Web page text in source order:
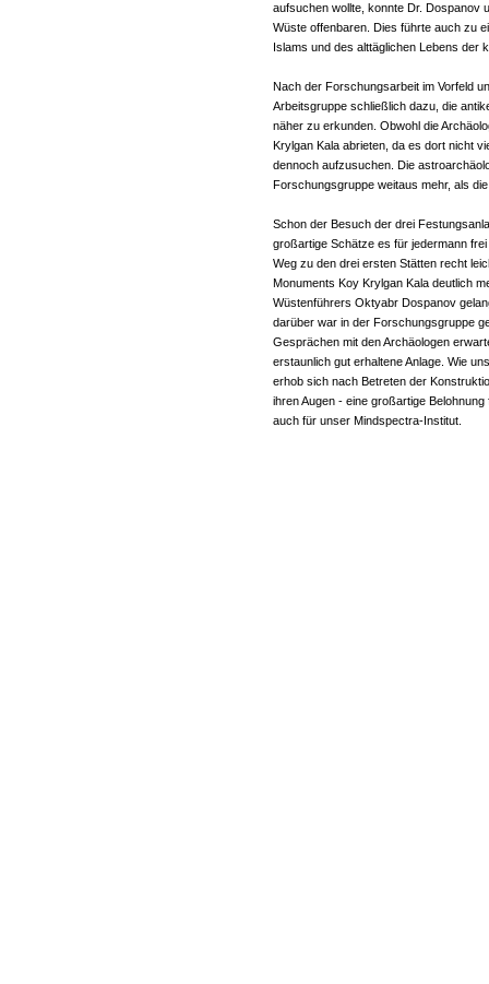
aufsuchen wollte, konnte Dr. Dospanov
Wüste offenbaren. Dies führte auch zu
Islams und des alttäglichen Lebens der
Nach der Forschungsarbeit im Vorfeld
Arbeitsgruppe schließlich dazu, die
näher zu erkunden. Obwohl die
Krylgan Kala abrieten, da es dort nicht
dennoch aufzusuchen. Die
Forschungsgruppe weitaus mehr, als
Schon der Besuch der drei
großartige Schätze es für jedermann
Weg zu den drei ersten Stätten recht
Monuments Koy Krylgan Kala deutlich
Wüstenführers Oktyabr Dospanov
darüber war in der Forschungsgruppe
Gesprächen mit den Archäologen
erstaunlich gut erhaltene Anlage. Wie
erhob sich nach Betreten der
ihren Augen - eine großartige
auch für unser Mindspectra-Institut.